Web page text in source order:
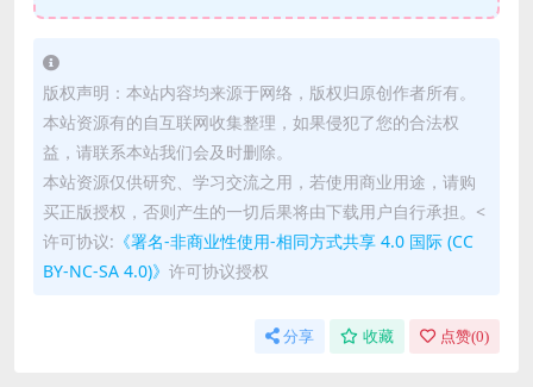
版权声明：本站内容均来源于网络，版权归原创作者所有。
本站资源有的自互联网收集整理，如果侵犯了您的合法权
益，请联系本站我们会及时删除。
本站资源仅供研究、学习交流之用，若使用商业用途，请购
买正版授权，否则产生的一切后果将由下载用户自行承担。<
许可协议: 《署名-非商业性使用-相同方式共享 4.0 国际 (CC
BY-NC-SA 4.0)》 许可协议授权
分享 收藏 点赞(0)